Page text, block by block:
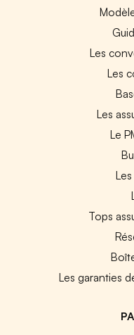
Les
Les
Les
Le
Tops
Les garanties